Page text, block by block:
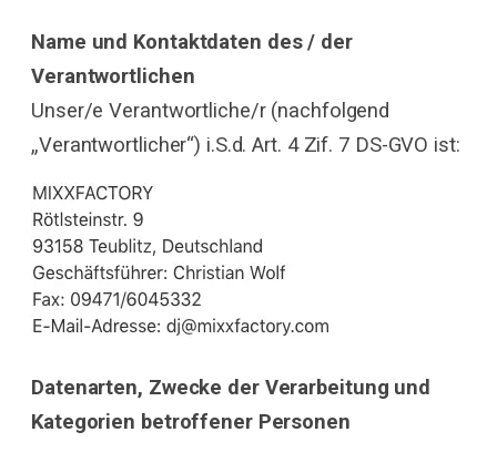
Name und Kontaktdaten des / der
Verantwortlichen
Unser/e Verantwortliche/r (nachfolgend
„Verantwortlicher“) i.S.d. Art. 4 Zif. 7 DS-GVO ist:
Datenarten, Zwecke der Verarbeitung und
Kategorien betroffener Personen